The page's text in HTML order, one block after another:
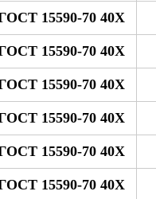
15590-70 40Х
15590-70 40Х
15590-70 40Х
15590-70 40Х
15590-70 40Х
15590-70 40Х